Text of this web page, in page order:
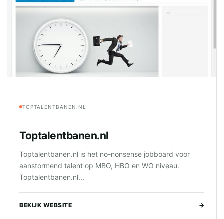
TOPTALENTBANEN.NL
Toptalentbanen.nl
Toptalentbanen.nl is het no-nonsense jobboard voor
aanstormend talent op MBO, HBO en WO niveau.
Toptalentbanen.nl...
BEKIJK WEBSITE →